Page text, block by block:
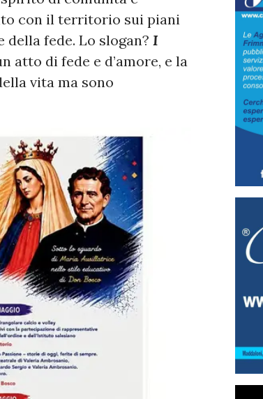
con il territorio sui piani
fede. Lo slogan? I
atto di fede e d’amore, e la
vita ma sono